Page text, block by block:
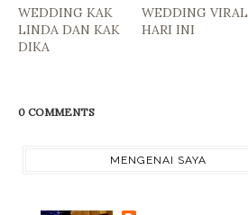
WEDDING KAK
LINDA DAN KAK
DIKA
WEDDING VIRAL
HARI INI
0 COMMENTS
MENGENAI SAYA